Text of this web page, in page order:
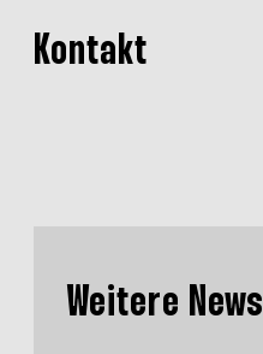
Kontakt
Weitere News